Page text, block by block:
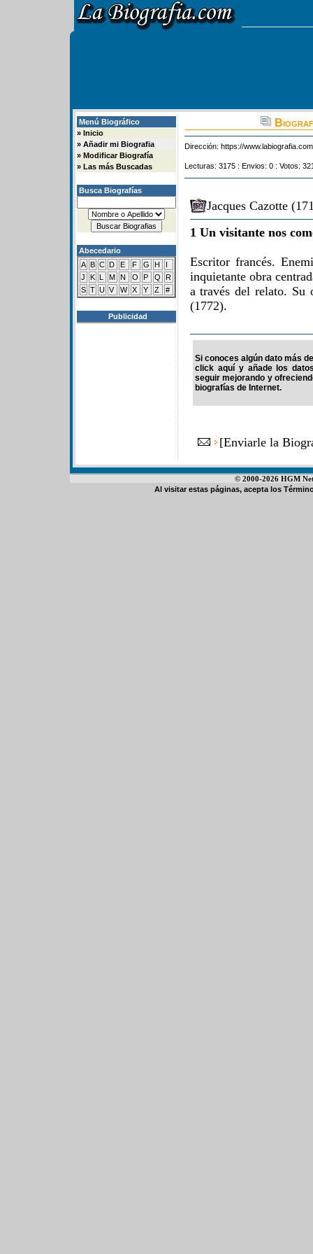
Menú Biográfico
» Inicio
» Añadir mi Biografia
» Modificar Biografía
» Las más Buscadas
Busca Biografías
Abecedario
A B C D E F G H
I
J
K L M N O P Q
R
S T U V W X Y Z #
Publicidad
Dirección: https://
Lecturas: 3175 : Envios: 0 : Votos:
Jacques Cazotte
1 Un visitante nos
Escritor francés.
inquietante obra
a través del relato. Su
(1772).
Si conoces algún dato más
click aquí y añade los
seguir mejorando y
biografías de Internet.
[Enviarle la
© 2000-2026 HGM
Al visitar estas páginas, acepta los